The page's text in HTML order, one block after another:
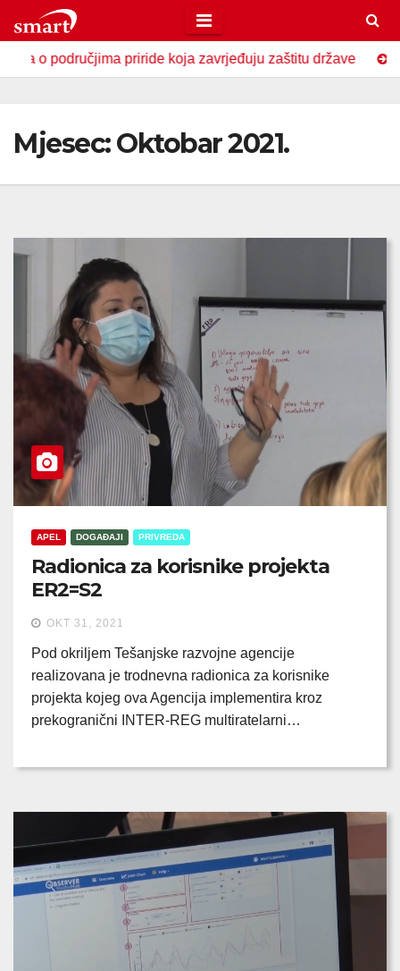
to
contentkoja zavrjeđuju zaštitu države U Zavidovićima
Mjesec:Oktobar 2021.
APEL DOGAĐAJI PRIVREDA
Radionica za korisnike projekta
ER2=S2
OKT 31, 2021
Pod okriljem Tešanjske razvojne agencije
realizovana je trodnevna radionica za korisnike
projekta kojeg ova Agencija implementira kroz
prekogranični INTER-REG multiratelarni…